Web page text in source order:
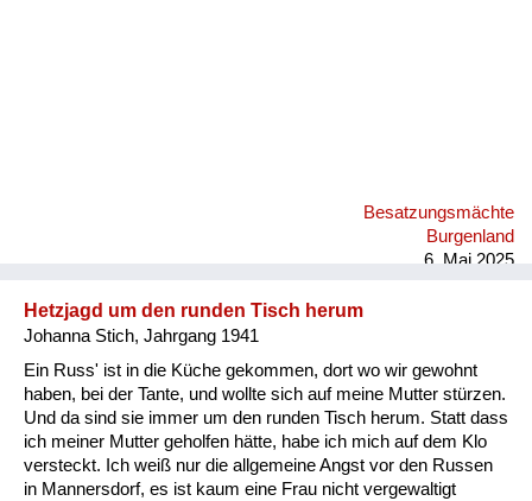
Besatzungsmächte
Burgenland
6. Mai 2025
Hetzjagd um den runden Tisch herum
Johanna Stich, Jahrgang 1941
Ein Russ' ist in die Küche gekommen, dort wo wir gewohnt
haben, bei der Tante, und wollte sich auf meine Mutter stürzen.
Und da sind sie immer um den runden Tisch herum. Statt dass
ich meiner Mutter geholfen hätte, habe ich mich auf dem Klo
versteckt. Ich weiß nur die allgemeine Angst vor den Russen
in Mannersdorf, es ist kaum eine Frau nicht vergewaltigt